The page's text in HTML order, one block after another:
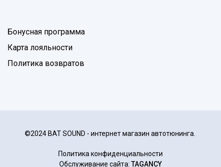
Бонусная программа
Карта лояльности
Политика возвратов
©2024 BAT SOUND - интернет магазин автотюнинга.
Политика конфиденциальности
Обслуживание сайта: TAGANCY